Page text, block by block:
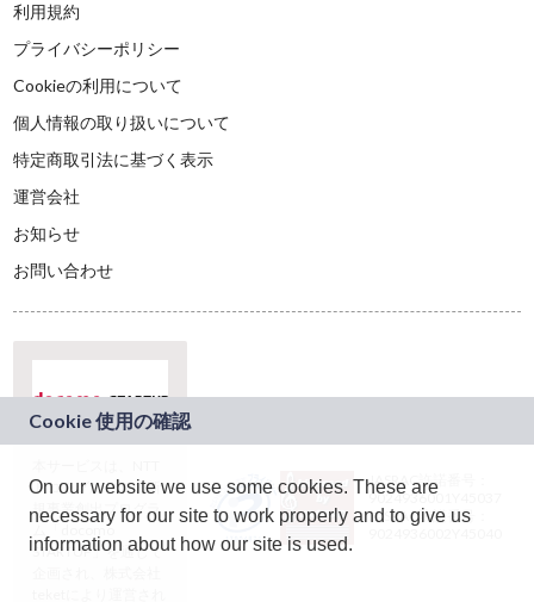
利用規約
プライバシーポリシー
Cookieの利用について
個人情報の取り扱いについて
特定商取引法に基づく表示
運営会社
お知らせ
お問い合わせ
ドコモグループの新
規事業創出プログラ
ム「docomo
STARTUP」を通じて
JASRAC許諾番号：
9024936001Y45037
JASRAC許諾番号：
On our website we use some cookies. These are
necessary for our site to work properly and to give us
information about how our site is used.